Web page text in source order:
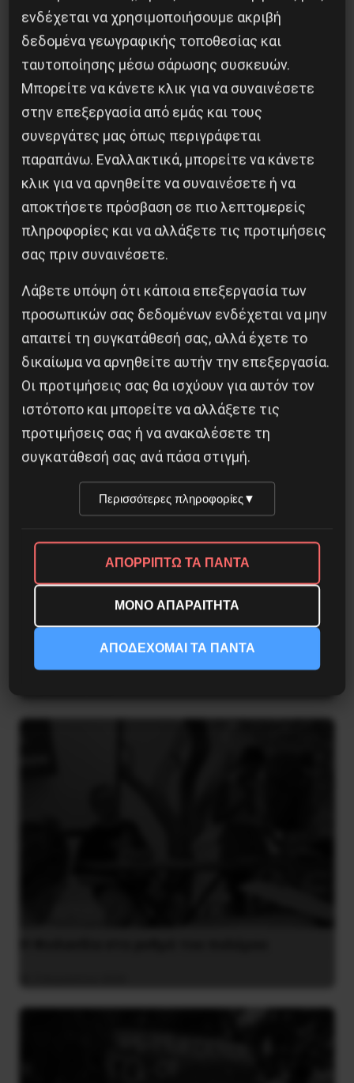
Η Μπουρκίνα Φάσο του Τραορέ αντι-
ιμπεριαλιστική σχισμή της ιστορίας
26 Μαΐου 2025
Το ΑΙ βαθαίνει την Κρίση
4 Αυγούστου 2026
Άμεση ανάκληση της απόλυσης του γιατρού
Νικόλα Σκούφογλου από τον Ευαγγελισμό
ενδέχεται να χρησιμοποιήσουμε ακριβή
δεδομένα γεωγραφικής τοποθεσίας και
ταυτοποίησης μέσω σάρωσης συσκευών.
Μπορείτε να κάνετε κλικ για να συναινέσετε
στην επεξεργασία από εμάς και τους
συνεργάτες μας όπως περιγράφεται
παραπάνω. Εναλλακτικά, μπορείτε να κάνετε
κλικ για να αρνηθείτε να συναινέσετε ή να
αποκτήσετε πρόσβαση σε πιο λεπτομερείς
πληροφορίες και να αλλάξετε τις προτιμήσεις
σας πριν συναινέσετε.
Λάβετε υπόψη ότι κάποια επεξεργασία των
προσωπικών σας δεδομένων ενδέχεται να μην
απαιτεί τη συγκατάθεσή σας, αλλά έχετε το
δικαίωμα να αρνηθείτε αυτήν την επεξεργασία.
Οι προτιμήσεις σας θα ισχύουν για αυτόν τον
ιστότοπο και μπορείτε να αλλάξετε τις
προτιμήσεις σας ή να ανακαλέσετε τη
συγκατάθεσή σας ανά πάσα στιγμή.
Περισσότερες πληροφορίες▼
ΑΠΟΡΡΙΠΤΩ ΤΑ ΠΑΝΤΑ
ΜΟΝΟ ΑΠΑΡΑΙΤΗΤΑ
ΑΠΟΔΕΧΟΜΑΙ ΤΑ ΠΑΝΤΑ